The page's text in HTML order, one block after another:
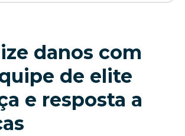
danos com
de elite
e resposta a